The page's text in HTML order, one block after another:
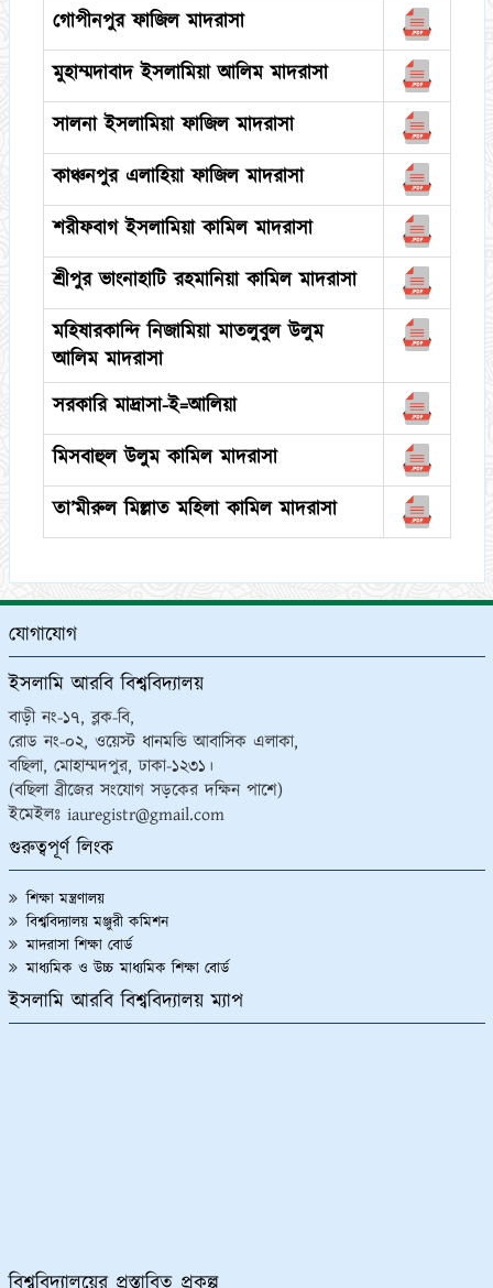
গোপীনপুর ফাজিল মাদরাসা
মুহাম্মদাবাদ ইসলামিয়া আলিম মাদরাসা
সালনা ইসলামিয়া ফাজিল মাদরাসা
কাঞ্চনপুর এলাহিয়া ফাজিল মাদরাসা
শরীফবাগ ইসলামিয়া কামিল মাদরাসা
শ্রীপুর ভাংনাহাটি রহমানিয়া কামিল মাদরাসা
মহিষারকান্দি নিজামিয়া মাতলুবুল উলুম
আলিম মাদরাসা
সরকারি মাদ্রাসা-ই=আলিয়া
মিসবাহুল উলুম কামিল মাদরাসা
তা’মীরুল মিল্লাত মহিলা কামিল মাদরাসা
যোগাযোগ
ইসলামি আরবি বিশ্ববিদ্যালয়
বাড়ী নং-১৭, ব্লক-বি,
রোড নং-০২, ওয়েস্ট ধানমন্ডি আবাসিক এলাকা,
বছিলা, মোহাম্মদপুর, ঢাকা-১২৩১।
(বছিলা ব্রীজের সংযোগ সড়কের দক্ষিন পাশে)
ইমেইলঃ iauregistr@gmail.com
গুরুত্বপূর্ণ লিংক
শিক্ষা মন্ত্রণালয়
বিশ্ববিদ্যালয় মঞ্জুরী কমিশন
মাদরাসা শিক্ষা বোর্ড
মাধ্যমিক ও উচ্চ মাধ্যমিক শিক্ষা বোর্ড
ইসলামি আরবি বিশ্ববিদ্যালয় ম্যাপ